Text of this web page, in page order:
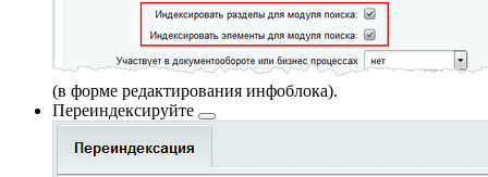
(в форме редактирования инфоблока).
Переиндексируйте